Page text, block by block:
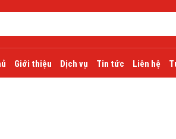
Giới thiệu Dịch vụ Tin tức Liên hệ